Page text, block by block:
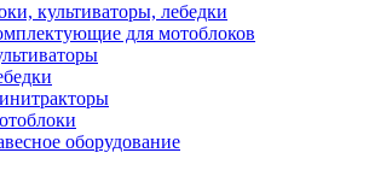
культиваторы, лебедки
для мотоблоков
оборудование